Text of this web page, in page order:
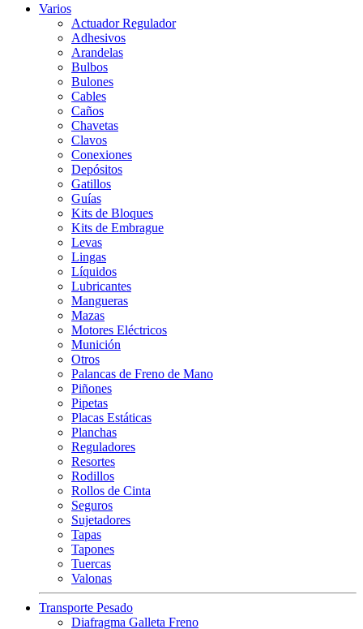
Varios
Actuador Regulador
Adhesivos
Arandelas
Bulbos
Bulones
Cables
Caños
Chavetas
Clavos
Conexiones
Depósitos
Gatillos
Guías
Kits de Bloques
Kits de Embrague
Levas
Lingas
Líquidos
Lubricantes
Mangueras
Mazas
Motores Eléctricos
Munición
Otros
Palancas de Freno de Mano
Piñones
Pipetas
Placas Estáticas
Planchas
Reguladores
Resortes
Rodillos
Rollos de Cinta
Seguros
Sujetadores
Tapas
Tapones
Tuercas
Valonas
Transporte Pesado
Diafragma Galleta Freno